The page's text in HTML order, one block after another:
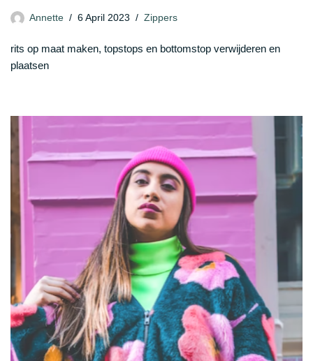
Annette 6 April 2023 Zippers
rits op maat maken, topstops en bottomstop verwijderen en
plaatsen